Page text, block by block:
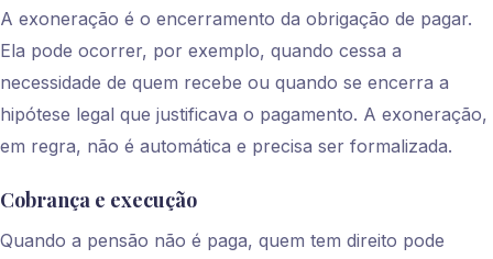
A exoneração é o encerramento da obrigação de pagar.
Ela pode ocorrer, por exemplo, quando cessa a
necessidade de quem recebe ou quando se encerra a
hipótese legal que justificava o pagamento. A exoneração,
em regra, não é automática e precisa ser formalizada.
Cobrança e execução
Quando a pensão não é paga, quem tem direito pode